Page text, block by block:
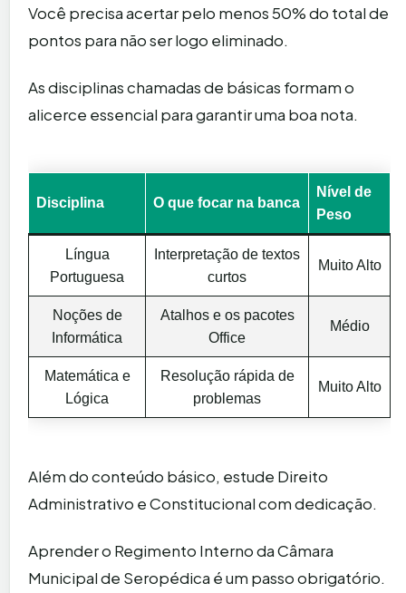
Você precisa acertar pelo menos 50% do total de
pontos para não ser logo eliminado.
As disciplinas chamadas de básicas formam o
alicerce essencial para garantir uma boa nota.
Disciplina O que focar na banca
Nível de
Peso
Língua
Portuguesa
Interpretação de textos
curtos
Muito Alto
Noções de
Informática
Atalhos e os pacotes
Office
Médio
Matemática e
Lógica
Resolução rápida de
problemas
Muito Alto
Além do conteúdo básico, estude Direito
Administrativo e Constitucional com dedicação.
Aprender o Regimento Interno da Câmara
Municipal de Seropédica é um passo obrigatório.